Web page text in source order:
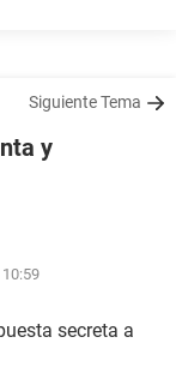
Siguiente Tema
y
secreta a